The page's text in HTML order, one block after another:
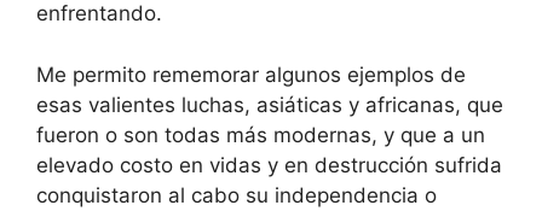
enfrentando.
Me permito rememorar algunos ejemplos de
esas valientes luchas, asiáticas y africanas, que
fueron o son todas más modernas, y que a un
elevado costo en vidas y en destrucción sufrida
conquistaron al cabo su independencia o